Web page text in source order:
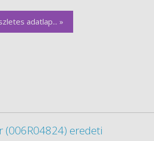
adatlap... »
(006R04824) eredeti